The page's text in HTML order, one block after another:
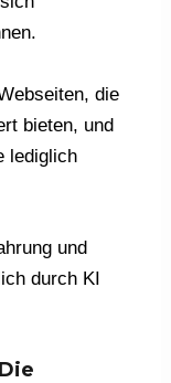
die
bieten, und
lediglich
und
durch KI